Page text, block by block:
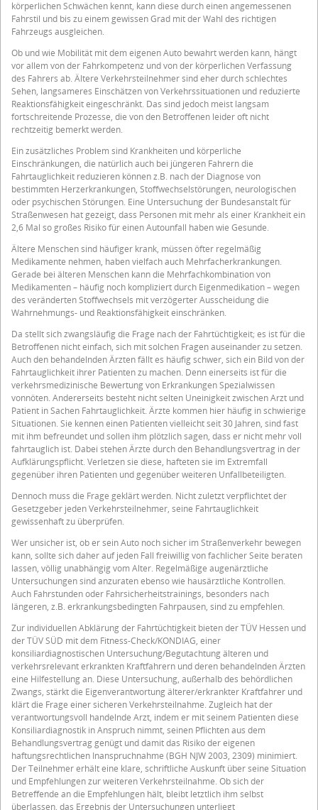
körperlichen Schwächen kennt, kann diese durch einen angemessenen
Fahrstil und bis zu einem gewissen Grad mit der Wahl des richtigen
Fahrzeugs ausgleichen.
Ob und wie Mobilität mit dem eigenen Auto bewahrt werden kann, hängt
vor allem von der Fahrkompetenz und von der körperlichen Verfassung
des Fahrers ab. Ältere Verkehrsteilnehmer sind eher durch schlechtes
Sehen, langsameres Einschätzen von Verkehrssituationen und reduzierte
Reaktionsfähigkeit eingeschränkt. Das sind jedoch meist langsam
fortschreitende Prozesse, die von den Betroffenen leider oft nicht
rechtzeitig bemerkt werden.
Ein zusätzliches Problem sind Krankheiten und körperliche
Einschränkungen, die natürlich auch bei jüngeren Fahrern die
Fahrtauglichkeit reduzieren können z.B. nach der Diagnose von
bestimmten Herzerkrankungen, Stoffwechselstörungen, neurologischen
oder psychischen Störungen. Eine Untersuchung der Bundesanstalt für
Straßenwesen hat gezeigt, dass Personen mit mehr als einer Krankheit ein
2,6 Mal so großes Risiko für einen Autounfall haben wie Gesunde.
Ältere Menschen sind häufiger krank, müssen öfter regelmäßig
Medikamente nehmen, haben vielfach auch Mehrfacherkrankungen.
Gerade bei älteren Menschen kann die Mehrfachkombination von
Medikamenten – häufig noch kompliziert durch Eigenmedikation – wegen
des veränderten Stoffwechsels mit verzögerter Ausscheidung die
Wahrnehmungs- und Reaktionsfähigkeit einschränken.
Da stellt sich zwangsläufig die Frage nach der Fahrtüchtigkeit; es ist für die
Betroffenen nicht einfach, sich mit solchen Fragen auseinander zu setzen.
Auch den behandelnden Ärzten fällt es häufig schwer, sich ein Bild von der
Fahrtauglichkeit ihrer Patienten zu machen. Denn einerseits ist für die
verkehrsmedizinische Bewertung von Erkrankungen Spezialwissen
vonnöten. Andererseits besteht nicht selten Uneinigkeit zwischen Arzt und
Patient in Sachen Fahrtauglichkeit. Ärzte kommen hier häufig in schwierige
Situationen. Sie kennen einen Patienten vielleicht seit 30 Jahren, sind fast
mit ihm befreundet und sollen ihm plötzlich sagen, dass er nicht mehr voll
fahrtauglich ist. Dabei stehen Ärzte durch den Behandlungsvertrag in der
Aufklärungspflicht. Verletzen sie diese, hafteten sie im Extremfall
gegenüber ihren Patienten und gegenüber weiteren Unfallbeteiligten.
Dennoch muss die Frage geklärt werden. Nicht zuletzt verpflichtet der
Gesetzgeber jeden Verkehrsteilnehmer, seine Fahrtauglichkeit
gewissenhaft zu überprüfen.
Wer unsicher ist, ob er sein Auto noch sicher im Straßenverkehr bewegen
kann, sollte sich daher auf jeden Fall freiwillig von fachlicher Seite beraten
lassen, völlig unabhängig vom Alter. Regelmäßige augenärztliche
Untersuchungen sind anzuraten ebenso wie hausärztliche Kontrollen.
Auch Fahrstunden oder Fahrsicherheitstrainings, besonders nach
längeren, z.B. erkrankungsbedingten Fahrpausen, sind zu empfehlen.
Zur individuellen Abklärung der Fahrtüchtigkeit bieten der TÜV Hessen und
der TÜV SÜD mit dem Fitness-Check/KONDIAG, einer
konsiliardiagnostischen Untersuchung/Begutachtung älteren und
verkehrsrelevant erkrankten Kraftfahrern und deren behandelnden Ärzten
eine Hilfestellung an. Diese Untersuchung, außerhalb des behördlichen
Zwangs, stärkt die Eigenverantwortung älterer/erkrankter Kraftfahrer und
klärt die Frage einer sicheren Verkehrsteilnahme. Zugleich hat der
verantwortungsvoll handelnde Arzt, indem er mit seinem Patienten diese
Konsiliardiagnostik in Anspruch nimmt, seinen Pflichten aus dem
Behandlungsvertrag genügt und damit das Risiko der eigenen
haftungsrechtlichen Inanspruchnahme (BGH NJW 2003, 2309) minimiert.
Der Teilnehmer erhält eine klare, schriftliche Auskunft über seine Situation
und Empfehlungen zur weiteren Verkehrsteilnahme. Ob sich der
Betreffende an die Empfehlungen hält, bleibt letztlich ihm selbst
überlassen, das Ergebnis der Untersuchungen unterliegt